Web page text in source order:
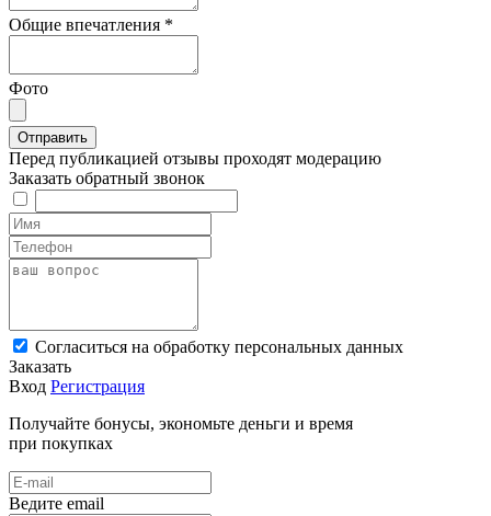
Общие впечатления *
Фото
Перед публикацией отзывы проходят модерацию
Заказать обратный звонок
Cогласиться на обработку персональных данных
Заказать
Вход Регистрация
Получайте бонусы, экономьте деньги и время
при покупках
Ведите email